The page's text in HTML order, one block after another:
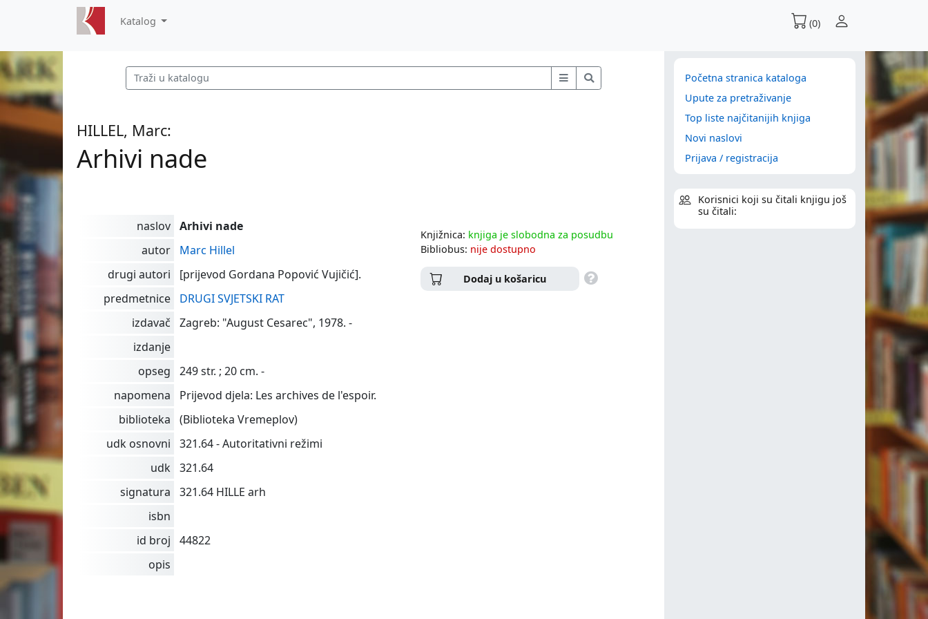
Katalog (0)
HILLEL, Marc:
Arhivi nade
naslov
Arhivi nade
autor
Marc Hillel
drugi autori
[prijevod Gordana Popović Vujičić].
predmetnice
DRUGI SVJETSKI RAT
izdavač
Zagreb: "August Cesarec", 1978. -
izdanje
opseg
249 str. ; 20 cm. -
napomena
Prijevod djela: Les archives de l'espoir.
biblioteka
(Biblioteka Vremeplov)
udk osnovni
321.64 - Autoritativni režimi
udk
321.64
signatura
321.64 HILLE arh
isbn
id broj
44822
opis
Knjižnica: knjiga je slobodna za posudbu
Bibliobus: nije dostupno
Dodaj u košaricu
Početna stranica kataloga
Upute za pretraživanje
Top liste najčitanijih knjiga
Novi naslovi
Prijava / registracija
Korisnici koji su čitali knjigu još
su čitali: